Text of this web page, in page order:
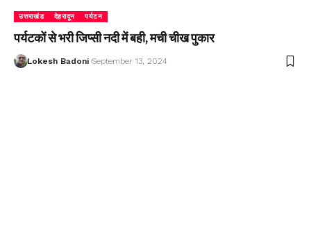
उत्तराखंड देहरादून पर्यटन
पर्यटकों से भरी जिप्सी नदी में बही, मची चीख पुकार
Lokesh Badoni September 13, 2024